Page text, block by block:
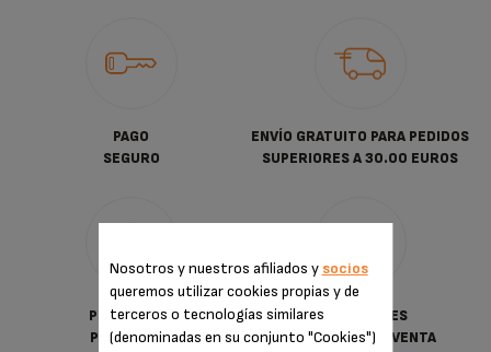
PAGO
SEGURO
ENVÍO GRATUITO PARA PEDIDOS
SUPERIORES A 30.00 EUROS
POLÍTICA DE
PRIVACIDAD
CONDICIONES
GENERALES DE VENTA
Nosotros y nuestros afiliados y socios
queremos utilizar cookies propias y de
terceros o tecnologías similares
(denominadas en su conjunto "Cookies")